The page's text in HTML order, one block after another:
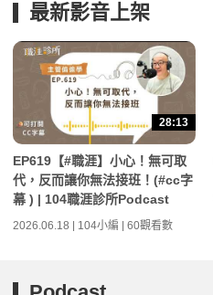
最新影音上架
28:13
EP619【#職涯】小心！無可取
代，反而讓你無法接班！(#cc字
幕 ) | 104職涯診所Podcast
2026.06.18 | 104小編 | 60觀看數